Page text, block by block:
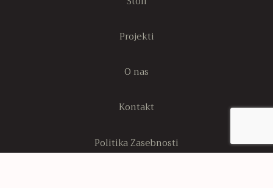
Projekti
O nas
Kontakt
Politika Zasebnosti